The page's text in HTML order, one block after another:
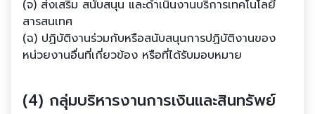
(จ) ส่งเสริม สนับสนุน และดําเนินงานบริการเทคโนโลยี
สารสนเทศ
(ฉ) ปฏิบัติงานร่วมกับหรือสนับสนุนการปฏิบัติงานของ
หน่วยงานอื่นที่เกี่ยวข้อง หรือที่ได้รับมอบหมาย
(4) กลุ่มบริหารงานการเงินและสินทรัพย์